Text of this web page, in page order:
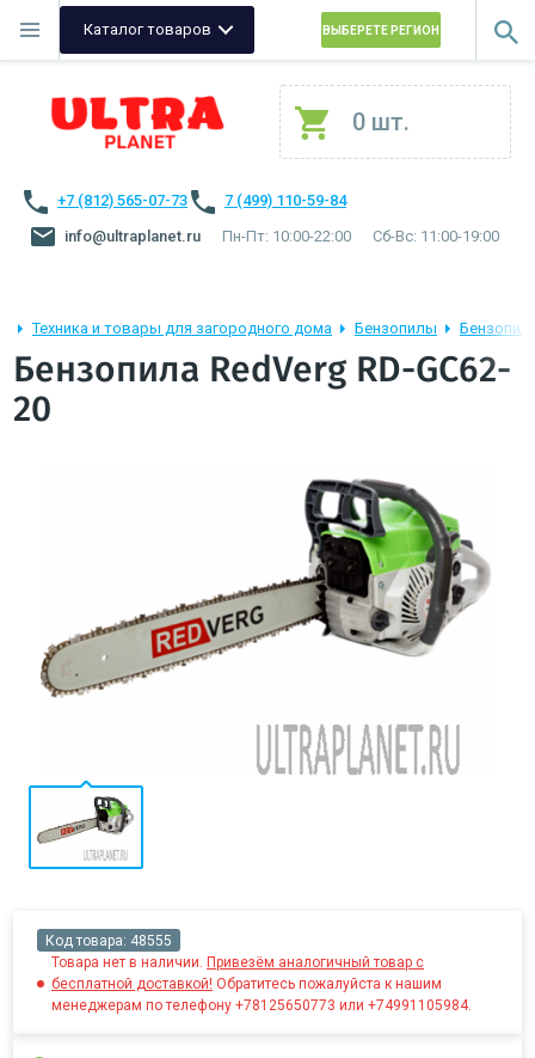
Каталог товаров ВЫБЕРЕТЕ РЕГИОН
0 шт.
+7 (812) 565-07-73
7 (499) 110-59-84
info@ultraplanet.ru
Пн-Пт: 10:00-22:00 Сб-Вс: 11:00-19:00
Техника и товары для загородного дома Бензопилы
Бензопила RedVerg RD-GC62-
20
Код товара: 48555
Товара нет в наличии. Привезём аналогичный товар с
бесплатной доставкой! Обратитесь пожалуйста к нашим
менеджерам по телефону +78125650773 или +74991105984.